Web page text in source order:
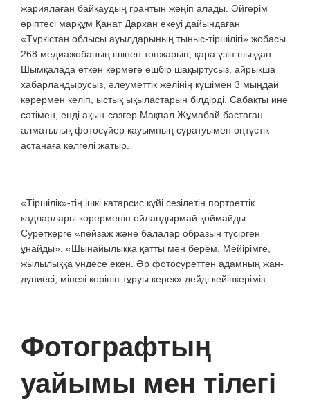
жариялаған байқаудың грантын жеңіп алады. Әйгерім
әріптесі марқұм Қанат Дархан екеуі дайындаған
«Түркістан облысы ауылдарының тыныс-тіршілігі» жобасы
268 медиажобаның ішінен топжарып, қара үзіп шыққан.
Шымқалада өткен көрмеге ешбір шақыртусыз, айрықша
хабарландырусыз, әлеуметтік желінің күшімен 3 мыңдай
көрермен келіп, ыстық ықыластарын білдірді. Сабақты ине
сәтімен, енді ақын-сазгер Мақпал Жұмабай бастаған
алматылық фотосүйер қауымның сұратуымен оңтүстік
астанаға келгелі жатыр.
«Тіршілік»-тің ішкі катарсис күйі сезілетін портреттік
кадларлары көрерменін ойландырмай қоймайды.
Суреткерге «пейзаж және балалар образын түсірген
ұнайды». «Шынайылыққа қатты мән берём. Мейірімге,
жылылыққа үндесе екен. Әр фотосуреттен адамның жан-
дүниесі, мінезі көрініп тұруы керек» дейді кейіпкеріміз.
Фотографтың
уайымы мен тілегі